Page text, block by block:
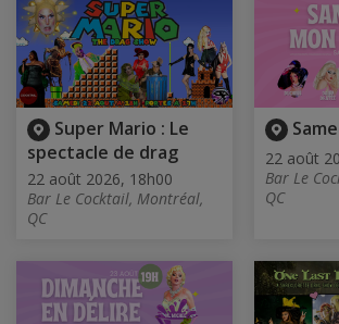
Super Mario : Le
spectacle de drag
22 août 2026, 18h00
Bar Le Cocktail, Montréal,
QC
22 août
Bar Le
QC